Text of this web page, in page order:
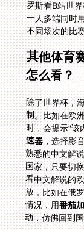
不同场次的比
其他体育
怎么看？
除了世界杯，
制。比如在欧
时，会提示“该
速器，选择影
熟悉的中
国家，只
看中文解
放，比如
情况，用番茄
动，仿佛回到